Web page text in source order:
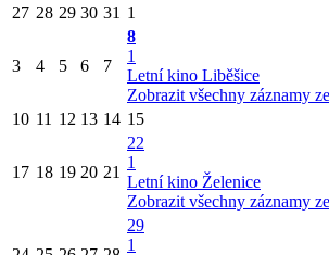
27 28 29 30 31 1
3 4 5 6 7
8
1
Letní kino Liběšice
Zobrazit všechny záznamy
10 11 12 13 14 15
17 18 19 20 21
22
1
Letní kino Želenice
Zobrazit všechny záznamy
29
1